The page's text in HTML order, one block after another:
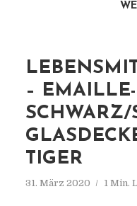
–
TIGER
31. März 2020 1 Min.